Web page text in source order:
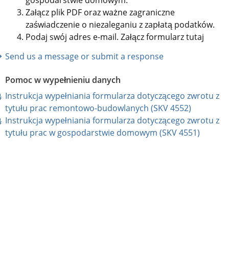
Załącz plik PDF oraz ważne zagraniczne
zaświadczenie o niezaleganiu z zapłatą podatków.
Podaj swój adres e-mail. Załącz formularz tutaj
Send us a message or submit a response
Pomoc w wypełnieniu danych
Instrukcja wypełniania formularza dotyczącego zwrotu z
tytułu prac remontowo-budowlanych (SKV 4552)
Instrukcja wypełniania formularza dotyczącego zwrotu z
tytułu prac w gospodarstwie domowym (SKV 4551)